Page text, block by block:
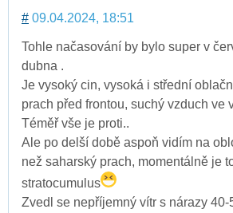
# 09.04.2024, 18:51
Tohle načasování by bylo super v
dubna .
Je vysoký cin, vysoká i střední
prach před frontou, suchý vzduch ve
Téměř vše je proti..
Ale po delší době aspoň vidím na
než saharský prach, momentálně je
stratocumulus
Zvedl se nepříjemný vítr s nárazy 40-